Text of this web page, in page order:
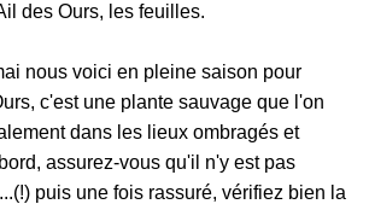
des Ours, les feuilles.
nous voici en pleine saison pour
c'est une plante sauvage que l'on
dans les lieux ombragés et
assurez-vous qu'il n'y est pas
puis une fois rassuré, vérifiez bien la